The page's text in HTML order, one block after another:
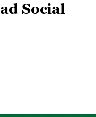
Social